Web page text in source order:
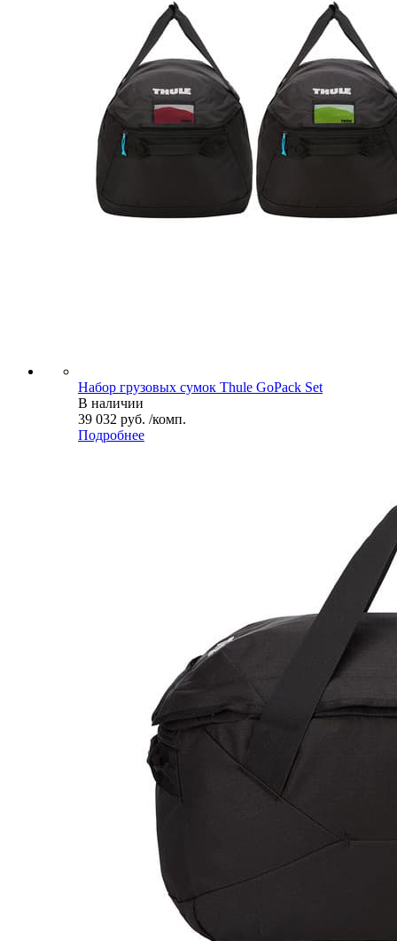
Набор грузовых сумок Thule GoPack Set
В наличии
39 032 руб. /комп.
Подробнее